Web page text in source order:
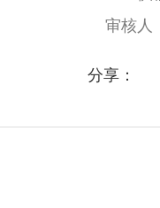
审核人
分享：